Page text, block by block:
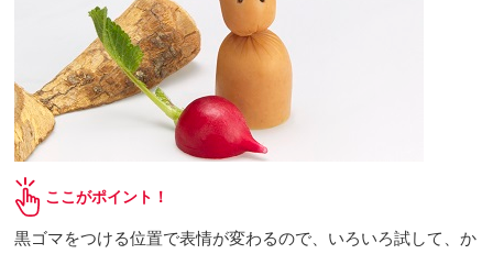
ここがポイント！
黒ゴマをつける位置で表情が変わるので、いろいろ試して、か